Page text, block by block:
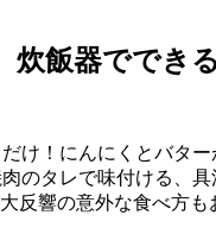
炊飯器でで
け！にんにくとバタ
のタレで味付ける、
反響の意外な食べ方も